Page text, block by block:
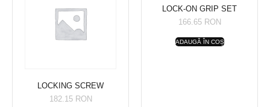
LOCKING SCREW
182.15 RON
LOCK-ON GRIP SET
166.65 RON
ADAUGĂ ÎN COȘ